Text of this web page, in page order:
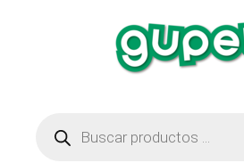
productos